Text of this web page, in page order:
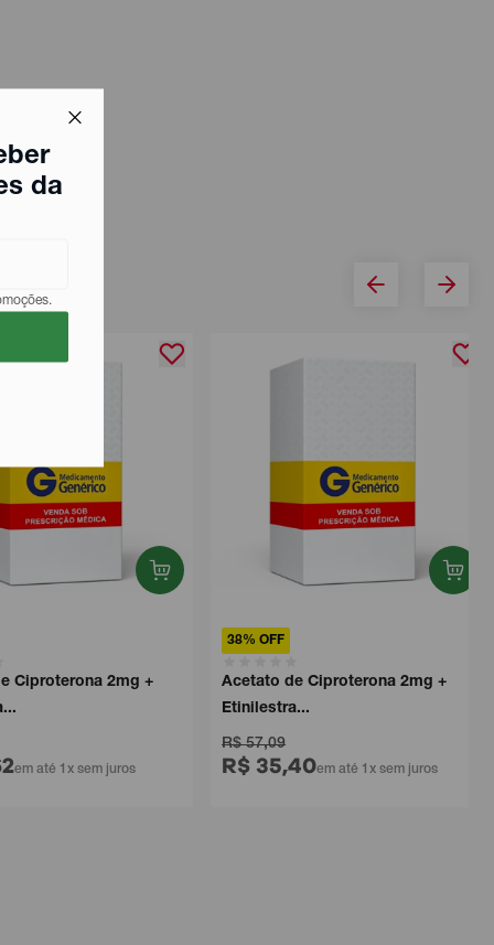
da
2mg +
em até 1x sem juros
38% OFF
Acetato de Ciproterona 2mg +
Etinilestra...
R$ 57,09
R$ 35,40em até 1x sem juros